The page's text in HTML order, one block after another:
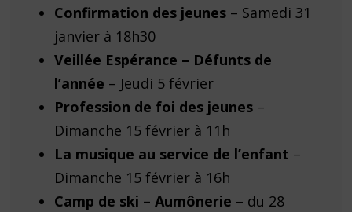
Confirmation des jeunes – Samedi 31
janvier à 18h30
Veillée Espérance – Défunts de
l’année – Jeudi 5 février
Profession de foi des jeunes –
Dimanche 15 février à 11h
La musique au service de l’enfant –
Dimanche 15 février à 16h
Camp de ski – Aumônerie – du 28